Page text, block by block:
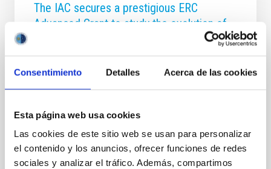
Consentimiento Detalles Acerca de las cookies
Esta página web usa cookies
Las cookies de este sitio web se usan para personalizar
el contenido y los anuncios, ofrecer funciones de redes
sociales y analizar el tráfico. Además, compartimos
The IAC secures a prestigious ERC
Advanced Grant to study the evolution of
been awarded a new ERC Advanced Grant by the
one of the most prestigious and competitive in
with outstanding track records and highly innovative
proposals, with the aim of promoting frontier
research capable of opening up new avenues of